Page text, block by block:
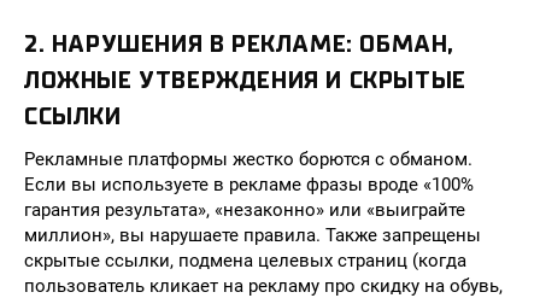
2. НАРУШЕНИЯ В РЕКЛАМЕ: ОБМАН,
ЛОЖНЫЕ УТВЕРЖДЕНИЯ И СКРЫТЫЕ
ССЫЛКИ
Рекламные платформы жестко борются с обманом.
Если вы используете в рекламе фразы вроде «100%
гарантия результата», «незаконно» или «выиграйте
миллион», вы нарушаете правила. Также запрещены
скрытые ссылки, подмена целевых страниц (когда
пользователь кликает на рекламу про скидку на обувь,